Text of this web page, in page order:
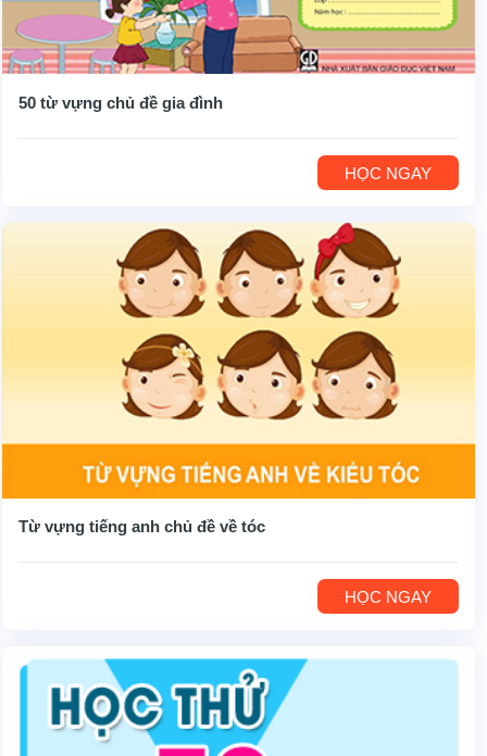
50 từ vựng chủ đề gia đình
HỌC NGAY
Từ vựng tiếng anh chủ đề về tóc
HỌC NGAY